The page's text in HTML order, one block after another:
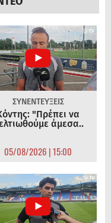
ΣΥΝΕΝΤΕΥΞΕΙΣ
"Πρέπει να
άμεσα..
05/08/2026 | 15:00